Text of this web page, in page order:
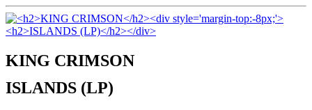
KING CRIMSON
ISLANDS (LP)